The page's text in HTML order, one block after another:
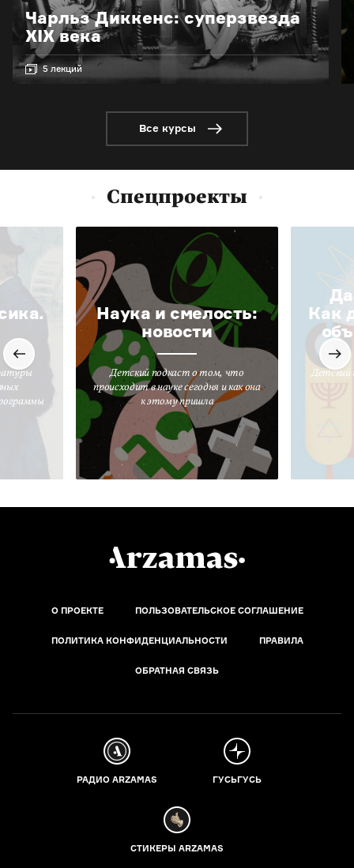
Чарльз Диккенс: суперзвезда
XIX века
5 лекций
Все курсы
Спецпроекты
Наука и смелость:
новости
Детский подкаст о том, что
происходит в науке сегодня и как она
к этому пришла
Да
Как
Детский
О ПРОЕКТЕ ПОЛЬЗОВАТЕЛЬСКОЕ СОГЛАШЕНИЕ
ПОЛИТИКА КОНФИДЕНЦИАЛЬНОСТИ ПРАВИЛА
ОБРАТНАЯ СВЯЗЬ
РАДИО ARZAMAS ГУСЬГУСЬ
СТИКЕРЫ ARZAMAS